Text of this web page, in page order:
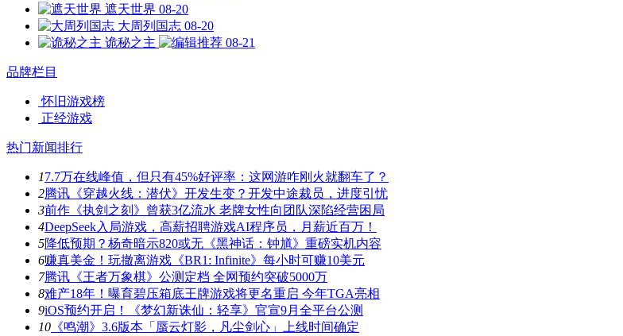
遮天世界 08-20
大周列国志 08-20
诡秘之主
08-21
品牌栏目
怀旧游戏榜
正经游戏
热门新闻排行
17.7万在线峰值，但只有45%好评率：这网游咋刚火就翻车了？
2腾讯《穿越火线：潜伏》开发生变？开发中途裁员，进度引忧
3前作《执剑之刻》曾获3亿流水 老牌女性向团队深陷经营困局
4DeepSeek入局游戏，高薪招聘游戏AI程序员，月薪近百万！
5降低预期？杨奇暗示820或无《黑神话：钟馗》重磅实机内容
6赚真美金！玩撤离游戏《BR1: Infinite》每小时可赚10美元
7腾讯《王者万象棋》公测定档 全网预约突破5000万
8难产18年！曝育碧压箱底王牌游戏将更名重启 今年TGA亮相
9iOS预约开启！《梦幻新诛仙：轻享》官宣9月全平台公测
10 《鸣潮》3.6版本「蜃云灯影，凡尘剑心」上线时间确定